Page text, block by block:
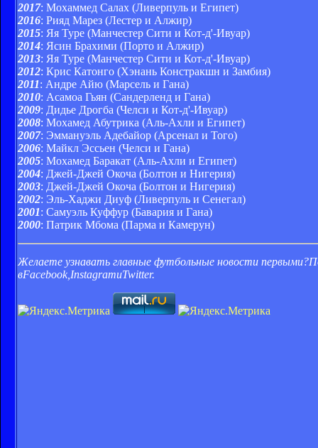
2017: Мохаммед Салах (Ливерпуль и Египет)
2016: Рияд Марез (Лестер и Алжир)
2015: Яя Туре (Манчестер Сити и Кот-д'-Ивуар)
2014: Ясин Брахими (Порто и Алжир)
2013: Яя Туре (Манчестер Сити и Кот-д'-Ивуар)
2012: Крис Катонго (Хэнань Констракшн и Замбия)
2011: Андре Айю (Марсель и Гана)
2010: Асамоа Гьян (Сандерленд и Гана)
2009: Дидье Дрогба (Челси и Кот-д'-Ивуар)
2008: Мохамед Абутрика (Аль-Ахли и Египет)
2007: Эммануэль Адебайор (Арсенал и Того)
2006: Майкл Эссьен (Челси и Гана)
2005: Мохамед Баракат (Аль-Ахли и Египет)
2004: Джей-Джей Окоча (Болтон и Нигерия)
2003: Джей-Джей Окоча (Болтон и Нигерия)
2002: Эль-Хаджи Диуф (Ливерпуль и Сенегал)
2001: Самуэль Куффур (Бавария и Гана)
2000: Патрик Мбома (Парма и Камерун)
Желаете узнавать главные футбольные новости первыми?
вFacebook,InstagramиTwitter.